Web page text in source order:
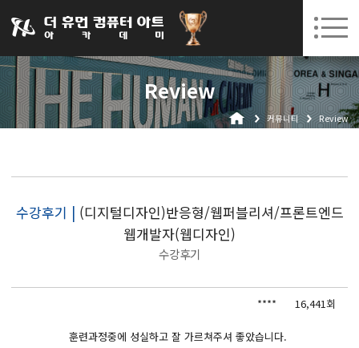
031-252-7277 수원캠퍼스 개강 08. 12.(수)
로그인 회원가입 고객센터
Review
커뮤니티 Review
수강후기 | (디지털디자인)반응형/웹퍼블리셔/프론트엔드
웹개발자(웹디자인)
수강후기
**** 16,441회
훈련과정중에 성실하고 잘 가르쳐주셔 좋았습니다.
아카데미소개
인사말
오시는길
BIM 건축설계 및 실내건축설계(캐드(CAD),맥스(MAX),레빗(REVIT))실무자 양성과정